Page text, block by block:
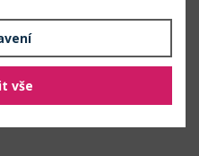
problém
vše